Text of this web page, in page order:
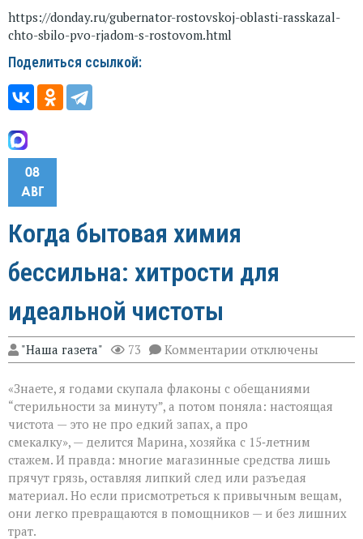
https://donday.ru/gubernator-rostovskoj-oblasti-rasskazal-
chto-sbilo-pvo-rjadom-s-rostovom.html
Поделиться ссылкой:
08
АВГ
Когда бытовая химия
бессильна: хитрости для
идеальной чистоты
"Наша газета" 73 Комментарии к
записи
бытовая
химия
хитрости
для
идеальной
чистоты
отключены
«Знаете, я годами скупала флаконы с обещаниями
“стерильности за минуту”, а потом поняла: настоящая
чистота — это не про едкий запах, а про
смекалку», — делится Марина, хозяйка с 15‑летним
стажем. И правда: многие магазинные средства лишь
прячут грязь, оставляя липкий след или разъедая
материал. Но если присмотреться к привычным вещам,
они легко превращаются в помощников — и без лишних
трат.